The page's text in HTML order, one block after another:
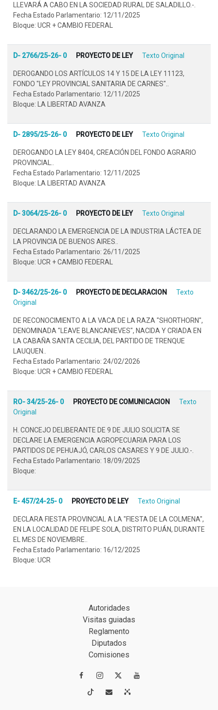
LLEVARÁ A CABO EN LA SOCIEDAD RURAL DE SALADILLO.-.
Fecha Estado Parlamentario: 12/11/2025
Bloque: UCR + CAMBIO FEDERAL
D- 2766/25-26- 0 PROYECTO DE LEY Texto Original
DEROGANDO LOS ARTÍCULOS 14 Y 15 DE LA LEY 11123,
FONDO "LEY PROVINCIAL SANITARIA DE CARNES"..
Fecha Estado Parlamentario: 12/11/2025
Bloque: LA LIBERTAD AVANZA
D- 2895/25-26- 0 PROYECTO DE LEY Texto Original
DEROGANDO LA LEY 8404, CREACIÓN DEL FONDO AGRARIO
PROVINCIAL..
Fecha Estado Parlamentario: 12/11/2025
Bloque: LA LIBERTAD AVANZA
D- 3064/25-26- 0 PROYECTO DE LEY Texto Original
DECLARANDO LA EMERGENCIA DE LA INDUSTRIA LÁCTEA DE
LA PROVINCIA DE BUENOS AIRES..
Fecha Estado Parlamentario: 26/11/2025
Bloque: UCR + CAMBIO FEDERAL
D- 3462/25-26- 0 PROYECTO DE DECLARACION
Texto
Original
DE RECONOCIMIENTO A LA VACA DE LA RAZA "SHORTHORN",
DENOMINADA "LEAVE BLANCANIEVES", NACIDA Y CRIADA EN
LA CABAÑA SANTA CECILIA, DEL PARTIDO DE TRENQUE
LAUQUEN..
Fecha Estado Parlamentario: 24/02/2026
Bloque: UCR + CAMBIO FEDERAL
RO- 34/25-26- 0 PROYECTO DE COMUNICACION
Texto
Original
H. CONCEJO DELIBERANTE DE 9 DE JULIO SOLICITA SE
DECLARE LA EMERGENCIA AGROPECUARIA PARA LOS
PARTIDOS DE PEHUAJÓ, CARLOS CASARES Y 9 DE JULIO.-.
Fecha Estado Parlamentario: 18/09/2025
Bloque:
E- 457/24-25- 0 PROYECTO DE LEY Texto Original
DECLARA FIESTA PROVINCIAL A LA "FIESTA DE LA COLMENA",
EN LA LOCALIDAD DE FELIPE SOLA, DISTRITO PUÁN, DURANTE
EL MES DE NOVIEMBRE..
Fecha Estado Parlamentario: 16/12/2025
Bloque: UCR
Autoridades
Visitas guiadas
Reglamento
Diputados
Comisiones
 
 